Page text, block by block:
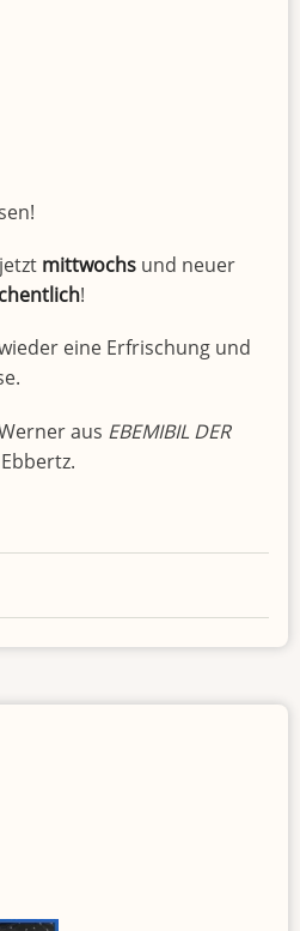
mittwochs und neuer
!
eine Erfrischung und
aus EBEMIBIL DER